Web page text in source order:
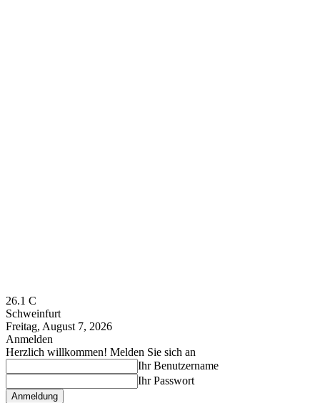
26.1 C
Schweinfurt
Freitag, August 7, 2026
Anmelden
Herzlich willkommen! Melden Sie sich an
Ihr Benutzername
Ihr Passwort